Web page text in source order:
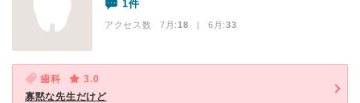
1件
アクセス数 7月:18 | 6月:33
歯科
3.0
寡黙な先生だけど